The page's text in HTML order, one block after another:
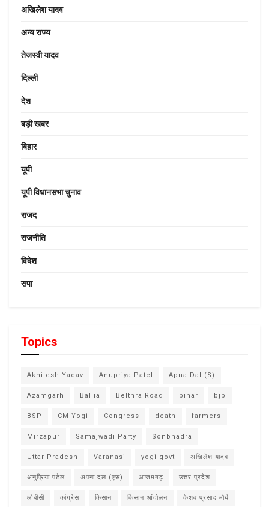
अखिलेश यादव
अन्य राज्य
तेजस्वी यादव
दिल्ली
देश
बड़ी खबर
बिहार
यूपी
यूपी विधानसभा चुनाव
राजद
राजनीति
विदेश
सपा
Topics
Akhilesh Yadav Anupriya Patel Apna Dal (S)
Azamgarh Ballia Belthra Road bihar bjp
BSP CM Yogi Congress death farmers
Mirzapur Samajwadi Party Sonbhadra
Uttar Pradesh Varanasi yogi govt अखिलेश यादव
अनुप्रिया पटेल अपना दल (एस) आजमगढ़ उत्तर प्रदेश
ओबीसी कांग्रेस किसान किसान आंदोलन केशव प्रसाद मौर्य